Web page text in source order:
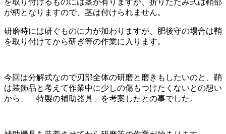
を取り付けるものには茎が有りますが、折りたたみ式は鞘部
が柄となりますので、茎は付けられません。
研磨時には研ぐものに力が加わりますが、肥後守の場合は鞘
を取り付けてから研ぎ等の作業に入ります。
今回は分解式なので刃部全体の研磨と磨きもしたいのと、鞘
は装飾品と考えて作業中に少しの傷もつけたくないとの想い
から、「特製の補助器具」を考案したとの事でした。